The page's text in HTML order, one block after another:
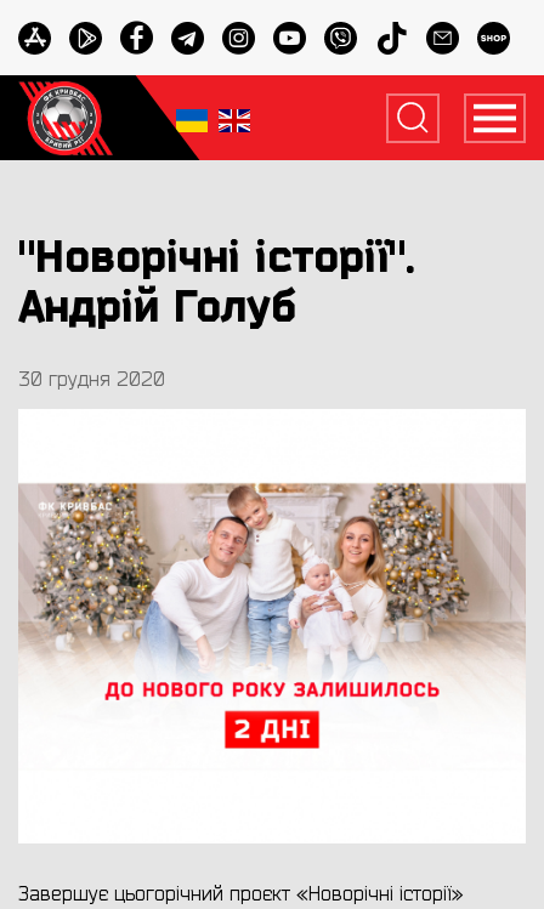
"Новорічні історії".
Андрій Голуб
30 грудня 2020
Завершує цьогорічний проєкт «Новорічні історії»